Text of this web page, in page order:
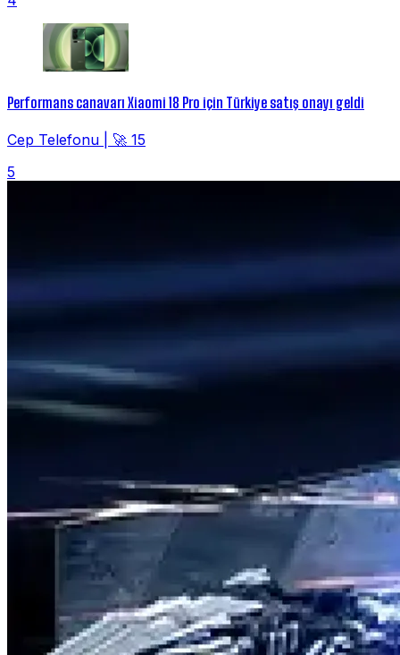
Performans canavarı Xiaomi 18 Pro için Türkiye satış onayı geldi
Cep Telefonu
🚀 15
5